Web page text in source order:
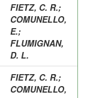
FIETZ, C. R.;
COMUNELLO,
E.;
FLUMIGNAN,
D. L.
FIETZ, C. R.;
COMUNELLO,